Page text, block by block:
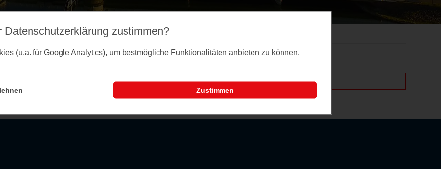
Datenschutz­erklärung zustimmen?
(u.a. für Google Analytics), um bestmögliche Funktionalitäten anbieten zu können.
Zustimmen